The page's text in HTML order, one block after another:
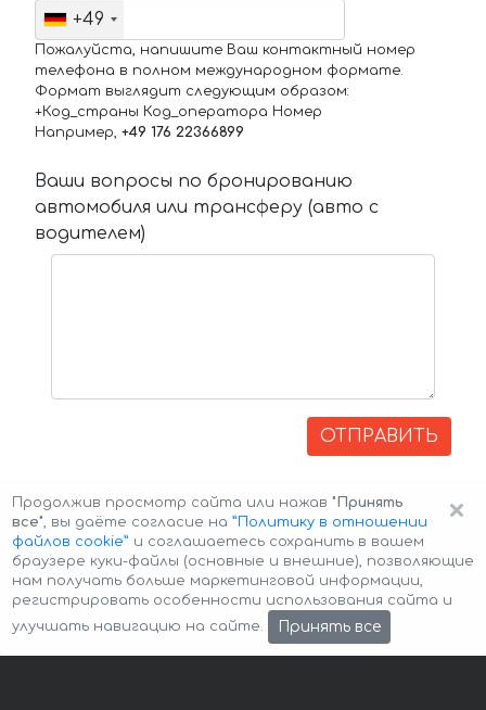
+49
Пожалуйста, напишите Ваш контактный номер
телефона в полном международном формате.
Формат выглядит следующим образом:
+Код_страны Код_оператора Номер
Например, +49 176 22366899
Ваши вопросы по бронированию
автомобиля или трансферу (авто с
водителем)
ОТПРАВИТЬ
Авторские права © 2026 Авто-Аренда Cookie Policy
×
Продолжив просмотр сайта или нажав "Принять
все", вы даёте согласие на ”Политику в отношении
файлов cookie” и соглашаетесь сохранить в вашем
браузере куки-файлы (основные и внешние), позволяющие
нам получать больше маркетинговой информации,
регистрировать особенности использования сайта и
улучшать навигацию на сайте.
Принять все